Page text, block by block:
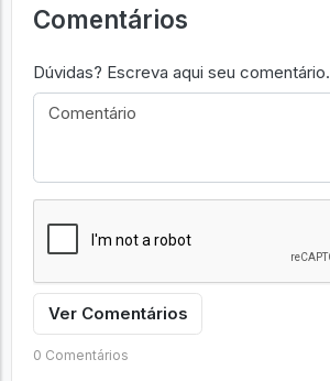
Comentários
Dúvidas? Escreva aqui seu comentário.
Ver Comentários
0 Comentários